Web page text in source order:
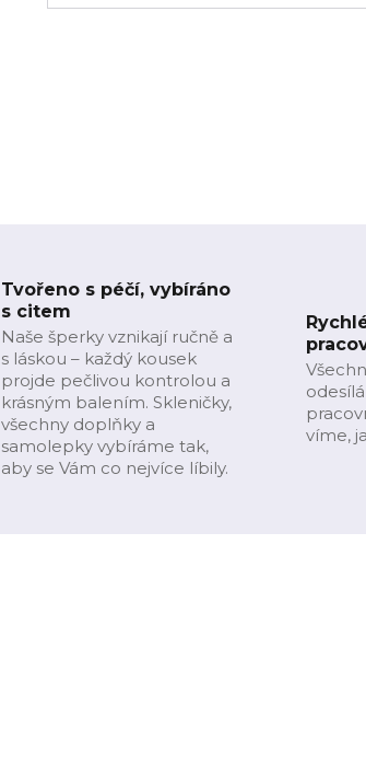
Tvořeno s péčí, vybíráno
s citem
Naše šperky vznikají ručně a
s láskou – každý kousek
projde pečlivou kontrolou a
krásným balením. Skleničky,
všechny doplňky a
samolepky vybíráme tak,
aby se Vám co nejvíce líbily.
víme,